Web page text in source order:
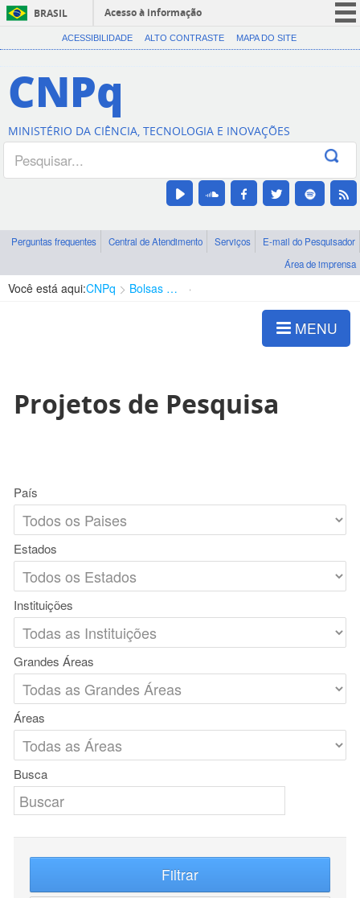
BRASIL
Acesso à informação
CORONAVÍRUS (COVID-19)
Canais
ACESSIBILIDADE ALTO CONTRASTE MAPA DO SITE
CNPq
MINISTÉRIO DA CIÊNCIA, TECNOLOGIA E INOVAÇÕES
Perguntas frequentes Central de Atendimento Serviços
E-mail do Pesquisador
Área de imprensa
Você está aqui:CNPq Bolsas e Auxílios Vigentes
MENU
Projetos de Pesquisa
País
Estados
Instituições
Grandes Áreas
Áreas
Busca
Filtrar